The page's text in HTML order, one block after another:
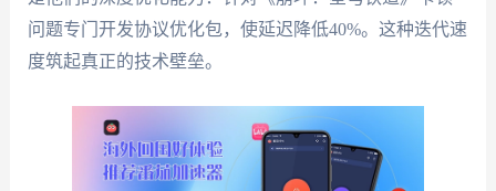
问题专门开发协议优化包，使延迟降低40%。这种迭代速
度筑起真正的技术壁垒。